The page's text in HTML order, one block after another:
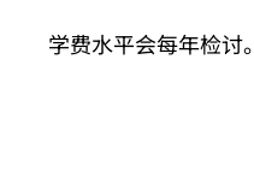
学费水平会每年检讨。